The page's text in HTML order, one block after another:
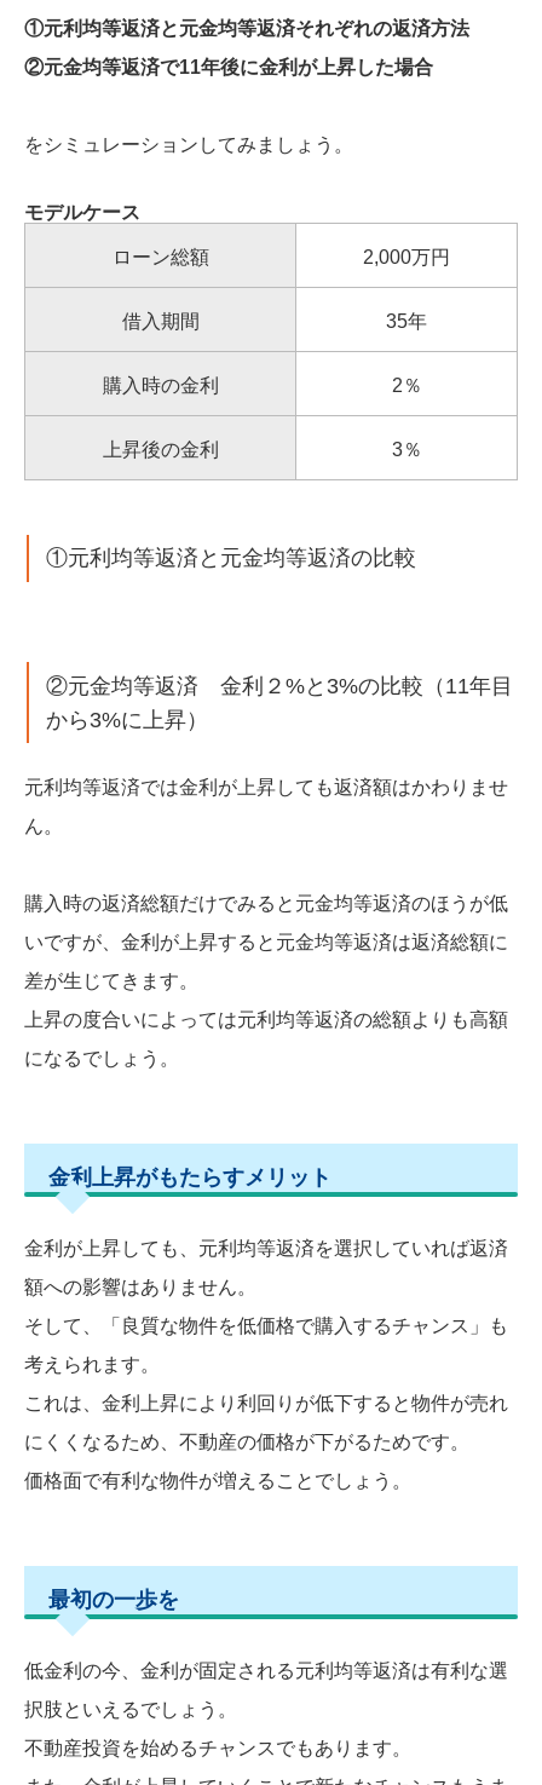
①元利均等返済と元金均等返済それぞれの返済方法
②元金均等返済で11年後に金利が上昇した場合
をシミュレーションしてみましょう。
モデルケース
ローン総額 2,000万円
借入期間 35年
購入時の金利 2％
上昇後の金利 3％
①元利均等返済と元金均等返済の比較
②元金均等返済 金利２%と3%の比較（11年目
から3%に上昇）
元利均等返済では金利が上昇しても返済額はかわりませ
ん。
購入時の返済総額だけでみると元金均等返済のほうが低
いですが、金利が上昇すると元金均等返済は返済総額に
差が生じてきます。
上昇の度合いによっては元利均等返済の総額よりも高額
になるでしょう。
金利上昇がもたらすメリット
金利が上昇しても、元利均等返済を選択していれば返済
額への影響はありません。
そして、「良質な物件を低価格で購入するチャンス」も
考えられます。
これは、金利上昇により利回りが低下すると物件が売れ
にくくなるため、不動産の価格が下がるためです。
価格面で有利な物件が増えることでしょう。
最初の一歩を
低金利の今、金利が固定される元利均等返済は有利な選
択肢といえるでしょう。
不動産投資を始めるチャンスでもあります。